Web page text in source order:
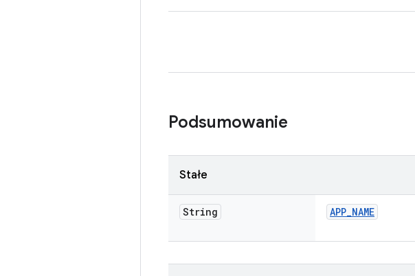
Podsumowanie
Stałe
String APP_NAME